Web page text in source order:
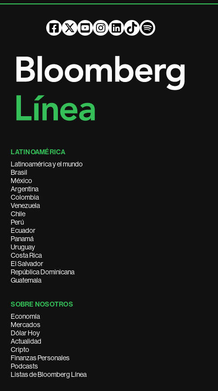
LATINOAMÉRICA
Latinoamérica y el mundo
Brasil
México
Argentina
Colombia
Venezuela
Chile
Perú
Ecuador
Panamá
Uruguay
Costa Rica
El Salvador
República Dominicana
Guatemala
SOBRE NOSOTROS
Economía
Mercados
Dólar Hoy
Actualidad
Cripto
Finanzas Personales
Podcasts
Listas de Bloomberg Línea